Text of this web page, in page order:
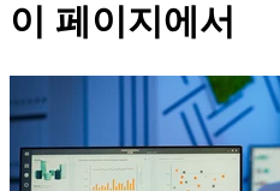
이 페이지에서